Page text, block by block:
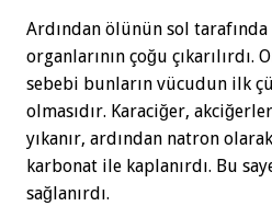
Ardından ölünün sol tarafında
organlarının çoğu çıkarılırdı.
sebebi bunların vücudun ilk
olmasıdır. Karaciğer,
yıkanır, ardından natron
karbonat ile kaplanırdı. Bu
sağlanırdı.